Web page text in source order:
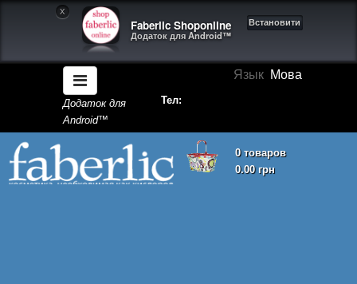
X
Faberlic Shoponline
Додаток для Android™
Встановити
Язык Мова
Додаток для
Android™
Тел:
0 товаров
0.00 грн
Кошик покупок порожній!